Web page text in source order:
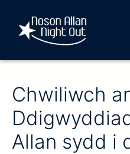
Chwiliwch
Allan sydd i